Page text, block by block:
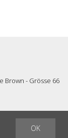
Brown - Grösse 66
OK